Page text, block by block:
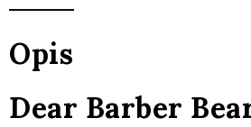
Opis
Dear Barber